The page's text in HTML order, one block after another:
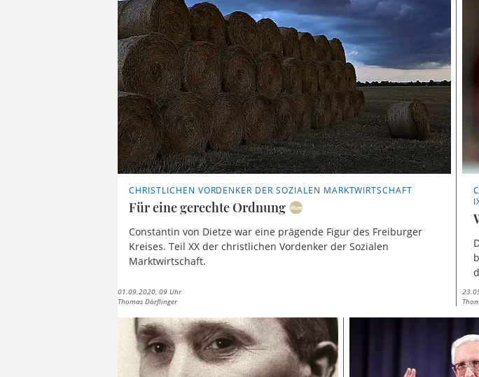
CHRISTLICHEN VORDENKER DER SOZIALEN MARKTWIRTSCHAFT
Für eine gerechte Ordnung
Constantin von Dietze war eine prägende Figur des Freiburger
Kreises. Teil XX der christlichen Vordenker der Sozialen
Marktwirtschaft.
01.09.2020, 09 Uhr
Thomas Dörflinger